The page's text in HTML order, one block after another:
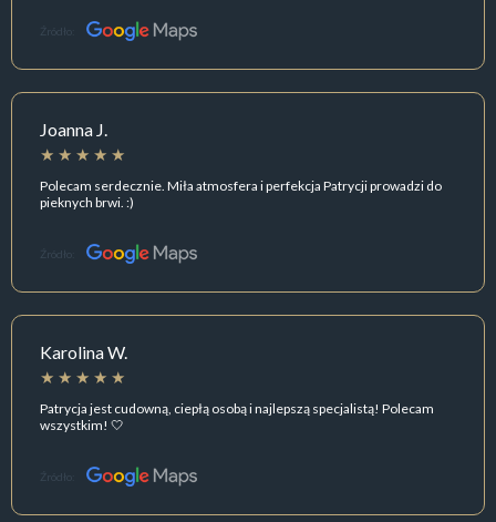
Źródło:
Joanna J.
Polecam serdecznie. Miła atmosfera i perfekcja Patrycji prowadzi do
pieknych brwi. :)
Źródło:
Karolina W.
Patrycja jest cudowną, ciepłą osobą i najlepszą specjalistą! Polecam
wszystkim! 🤍
Źródło: